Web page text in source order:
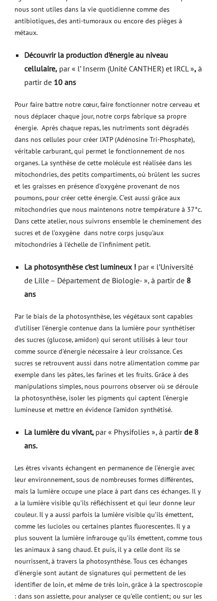
nous sont utiles dans la vie quotidienne comme des
antibiotiques, des anti-tumoraux ou encore des pièges à
métaux.
Découvrir la production d’énergie au niveau
cellulaire, par « l’ Inserm (Unité CANTHER) et IRCL », à
partir de 10 ans
Pour faire battre notre cœur, faire fonctionner notre cerveau et
nous déplacer chaque jour, notre corps fabrique sa propre
énergie. Après chaque repas, les nutriments sont dégradés
dans nos cellules pour créer l’ATP (Adénosine Tri-Phosphate),
véritable carburant, qui permet le fonctionnement de nos
organes. La synthèse de cette molécule est réalisée dans les
mitochondries, des petits compartiments, où brûlent les sucres
et les graisses en présence d’oxygène provenant de nos
poumons, pour créer cette énergie. C’est aussi grâce aux
mitochondries que nous maintenons notre température à 37°c.
Dans cette atelier, nous suivrons ensemble le cheminement des
sucres et de l’oxygène dans notre corps jusqu’aux
mitochondries à l’échelle de l’infiniment petit.
La photosynthèse c’est lumineux ! par « l’Université
de Lille – Département de Biologie- », à partir de 8
ans
Par le biais de la photosynthèse, les végétaux sont capables
d’utiliser l’énergie contenue dans la lumière pour synthétiser
des sucres (glucose, amidon) qui seront utilisés à leur tour
comme source d’énergie nécessaire à leur croissance. Ces
sucres se retrouvent aussi dans notre alimentation comme par
exemple dans les pâtes, les farines et les fruits. Grâce à des
manipulations simples, nous pourrons observer où se déroule
la photosynthèse, isoler les pigments qui captent l’énergie
lumineuse et mettre en évidence l’amidon synthétisé.
La lumière du vivant, par « Physifolies », à partirde 8
ans.
Les êtres vivants échangent en permanence de l’énergie avec
leur environnement, sous de nombreuses formes différentes,
mais la lumière occupe une place à part dans ces échanges. Il y
a la lumière visible qu’ils réfléchissent et qui leur donne leur
couleur. Il y a aussi parfois la lumière visible qu’ils émettent,
comme les lucioles ou certaines plantes fluorescentes. Il y a
plus souvent la lumière infrarouge qu’ils émettent, comme tous
les animaux à sang chaud. Et puis, il y a celle dont ils se
nourrissent, à travers la photosynthèse. Tous ces échanges
d’énergie sont autant de signatures qui permettent de les
identifier de loin, et même de très loin, grâce à la spectroscopie
: dans son assiette, pour analyser ce qu’elle contient; ou sur les